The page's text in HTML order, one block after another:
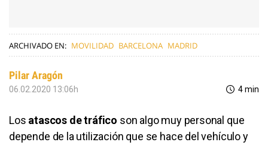
ARCHIVADO EN: MOVILIDAD BARCELONA MADRID
Pilar Aragón
06.02.2020 13:06h 4 min
Los atascos de tráfico son algo muy personal que
depende de la utilización que se hace del vehículo y